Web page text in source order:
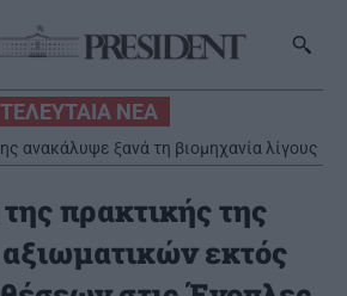
ΤΕΛΕΥΤΑΙΑ ΝΕΑ
ανακάλυψε ξανά τη βιομηχανία λίγους
πριν από τις εκλογές
πρακτικής της
εκτός